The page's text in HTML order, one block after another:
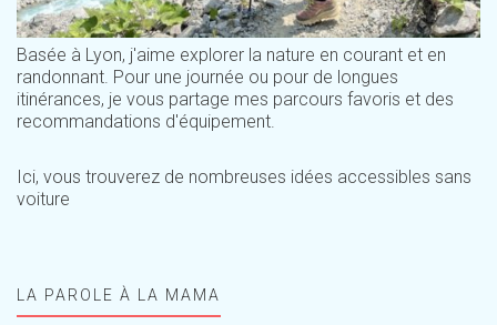
Basée à Lyon, j'aime explorer la nature en courant et en
randonnant. Pour une journée ou pour de longues
itinérances, je vous partage mes parcours favoris et des
recommandations d'équipement.
Ici, vous trouverez de nombreuses idées accessibles sans
voiture
LA PAROLE À LA MAMA